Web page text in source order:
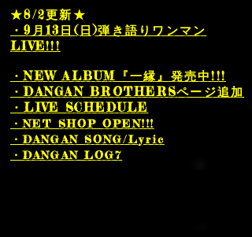
★8/2更新★
・9月13日(日)弾き語りワンマン
LIVE!!!
・NEW ALBUM『一縁』発売中!!!
・DANGAN BROTHERSページ追加
・LIVE SCHEDULE
・NET SHOP ​ OPEN!!!
・DANGAN SONG/Lyric
・DANGAN LOG7​